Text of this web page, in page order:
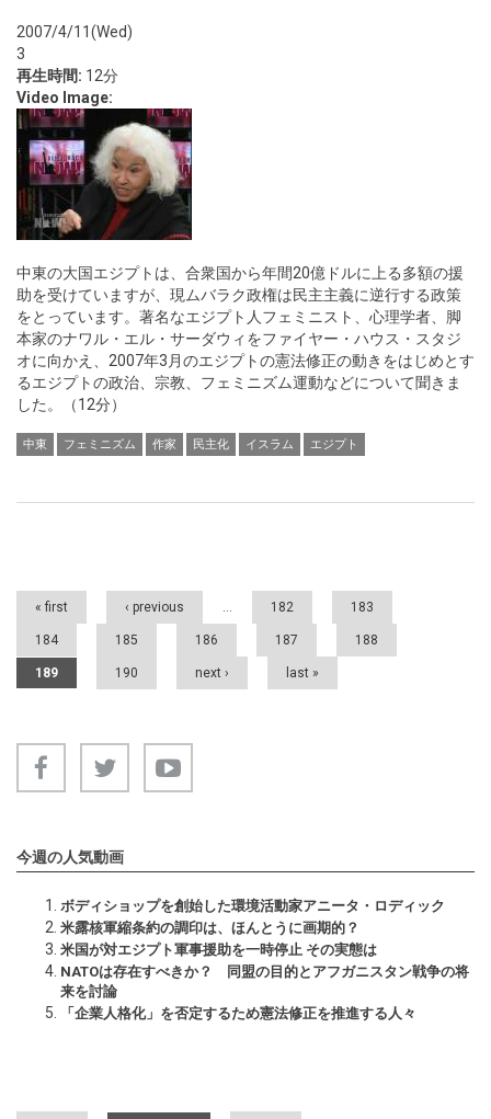
2007/4/11(Wed)
3
再生時間: 12分
Video Image:
中東の大国エジプトは、合衆国から年間20億ドルに上る多額の援
助を受けていますが、現ムバラク政権は民主主義に逆行する政策
をとっています。著名なエジプト人フェミニスト、心理学者、脚
本家のナワル・エル・サーダウィをファイヤー・ハウス・スタジ
オに向かえ、2007年3月のエジプトの憲法修正の動きをはじめとす
るエジプトの政治、宗教、フェミニズム運動などについて聞きま
した。（12分）
中東 フェミニズム 作家 民主化 イスラム エジプト
Pages
« first ‹ previous … 182 183
184 185 186 187 188
189 190 next › last »
今週の人気動画
ボディショップを創始した環境活動家アニータ・ロディック
米露核軍縮条約の調印は、ほんとうに画期的？
米国が対エジプト軍事援助を一時停止 その実態は
NATOは存在すべきか？ 同盟の目的とアフガニスタン戦争の将
来を討論
「企業人格化」を否定するため憲法修正を推進する人々